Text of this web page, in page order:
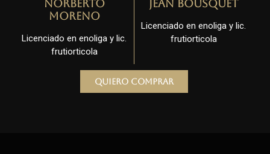
Norberto
Moreno
Licenciado en enoliga y lic.
frutiorticola
Jean Bousquet
Licenciado en enoliga y lic.
frutiorticola
Quiero comprar